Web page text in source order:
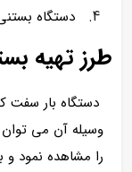
دستگاه
طرز تهیه
دستگاه بار سفت
وسیله آن می
را مشاهده نمود